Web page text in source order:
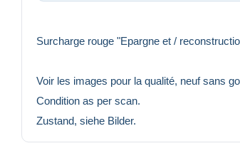
Surcharge rouge "Epargne et /
Voir les images pour la qualité, neuf sans
Condition as per scan.
Zustand, siehe Bilder.